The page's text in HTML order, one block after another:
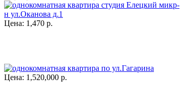
Цена: 1,470 р.
Цена: 1,520,000 р.